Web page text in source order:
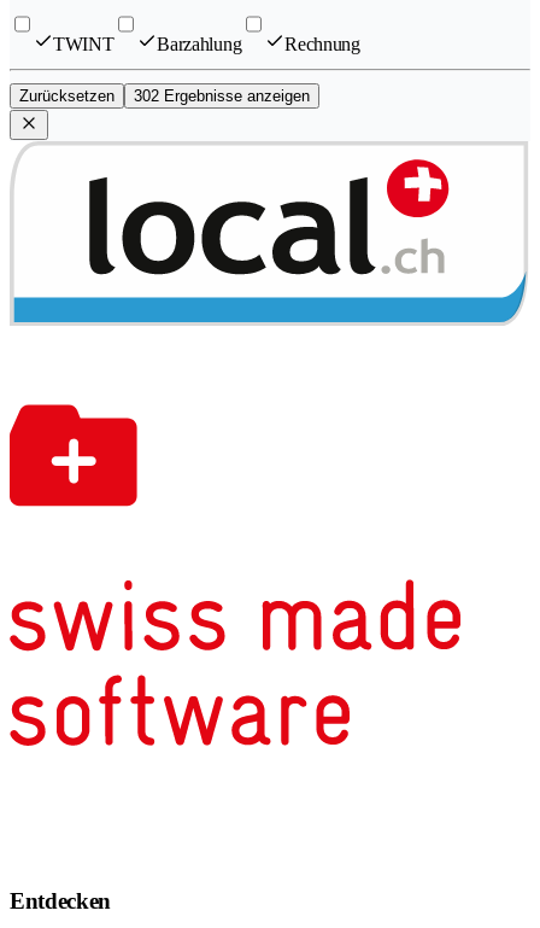
TWINT Barzahlung Rechnung
Zurücksetzen 302 Ergebnisse anzeigen
Entdecken